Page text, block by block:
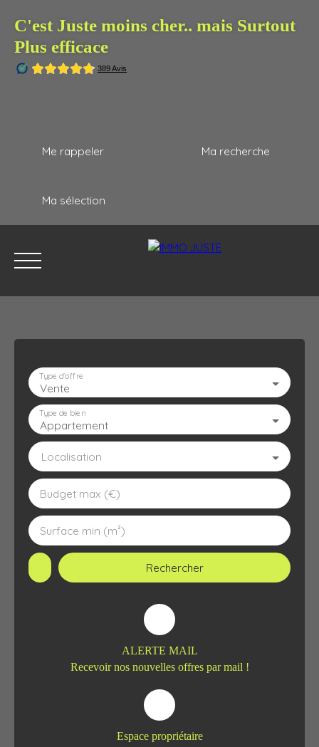
C'est Juste moins cher.. mais Surtout
Plus efficace
Me rappeler Ma recherche
Ma sélection
ACCUEIL ESTIMATION
Vente
Type d'offre
Appartement
Type de bien
Localisation
Budget max (€)
Surface min (m²)
Rechercher
ALERTE MAIL
Recevoir nos nouvelles offres par mail !
Espace propriétaire